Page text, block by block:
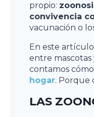
propio:
convivencia
vacunación o
En este
entre mascotas
contamos
hogar. Porque
LAS